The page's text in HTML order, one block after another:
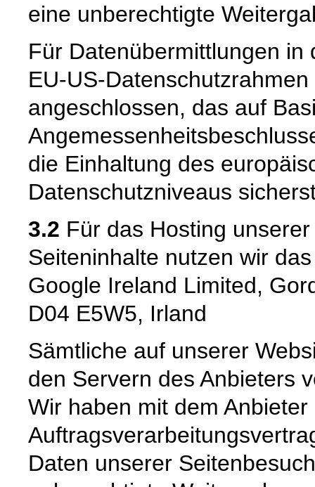
eine unberechtigte
Für Datenübermittlungen in
EU-US-
angeschlossen, das auf
die Einhaltung des
Datenschutzniveaus
3.2 Für das Hosting
Seiteninhalte nutzen wir
Google Ireland Limited,
D04 E5W5, Irland
Sämtliche auf unserer
den Servern des Anbieters
Wir haben mit dem Anbieter
Daten unserer